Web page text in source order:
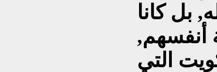
بل كانا
أنفسهم,
التي